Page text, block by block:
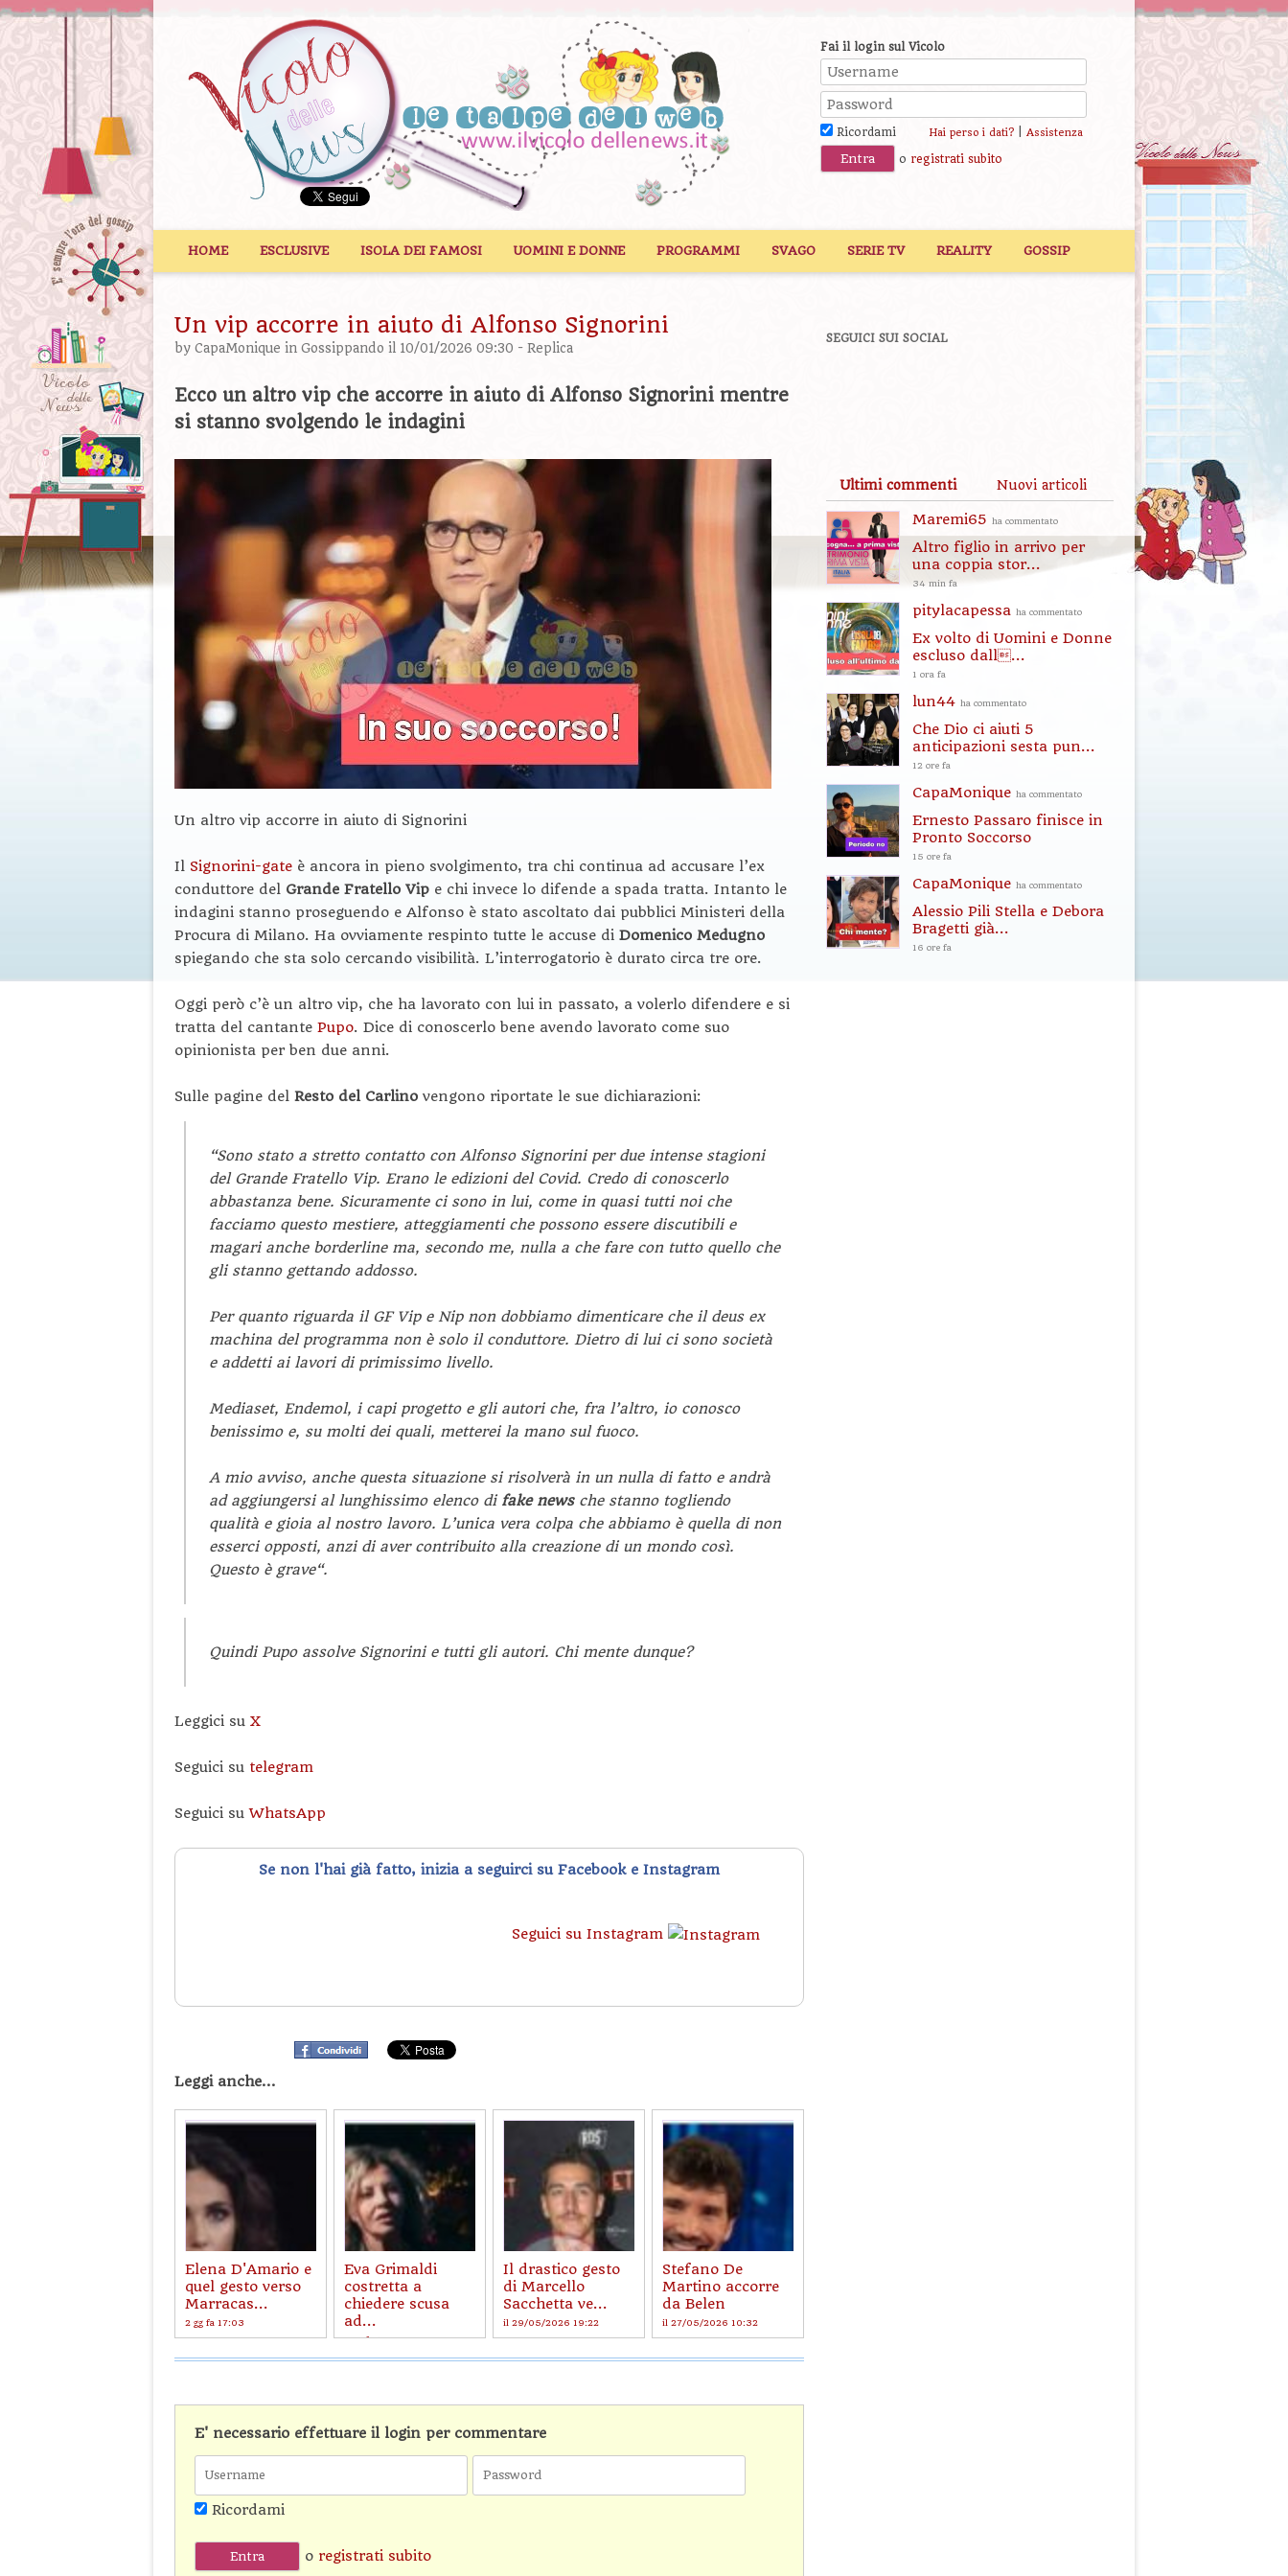
Fai il login sul Vicolo
Ricordami Hai perso i dati?| Assistenza
o registrati subito
HOME ESCLUSIVE ISOLA DEI FAMOSI UOMINI E DONNE PROGRAMMI SVAGO SERIE TV REALITY GOSSIP
Un vip accorre in aiuto di Alfonso Signorini
by CapaMonique in Gossippando il 10/01/2026 09:30 - Replica
Ecco un altro vip che accorre in aiuto di Alfonso Signorini mentre
si stanno svolgendo le indagini
Un altro vip accorre in aiuto di Signorini
Il Signorini-gate è ancora in pieno svolgimento, tra chi continua ad accusare l’ex
conduttore del Grande Fratello Vip e chi invece lo difende a spada tratta. Intanto le
indagini stanno proseguendo e Alfonso è stato ascoltato dai pubblici Ministeri della
Procura di Milano. Ha ovviamente respinto tutte le accuse di Domenico Medugno
spiegando che sta solo cercando visibilità. L’interrogatorio è durato circa tre ore.
Oggi però c’è un altro vip, che ha lavorato con lui in passato, a volerlo difendere e si
tratta del cantante Pupo. Dice di conoscerlo bene avendo lavorato come suo
opinionista per ben due anni.
Sulle pagine del Resto del Carlino vengono riportate le sue dichiarazioni:
“Sono stato a stretto contatto con Alfonso Signorini per due intense stagioni
del Grande Fratello Vip. Erano le edizioni del Covid. Credo di conoscerlo
abbastanza bene. Sicuramente ci sono in lui, come in quasi tutti noi che
facciamo questo mestiere, atteggiamenti che possono essere discutibili e
magari anche borderline ma, secondo me, nulla a che fare con tutto quello che
gli stanno gettando addosso.
Per quanto riguarda il GF Vip e Nip non dobbiamo dimenticare che il deus ex
machina del programma non è solo il conduttore. Dietro di lui ci sono società
e addetti ai lavori di primissimo livello.
Mediaset, Endemol, i capi progetto e gli autori che, fra l’altro, io conosco
benissimo e, su molti dei quali, metterei la mano sul fuoco.
A mio avviso, anche questa situazione si risolverà in un nulla di fatto e andrà
ad aggiungersi al lunghissimo elenco di fake newsche stanno togliendo
qualità e gioia al nostro lavoro. L’unica vera colpa che abbiamo è quella di non
esserci opposti, anzi di aver contribuito alla creazione di un mondo così.
Questo è grave“.
Quindi Pupo assolve Signorini e tutti gli autori. Chi mente dunque?
Leggici su X
Seguici su telegram
Seguici suWhatsApp
Se non l'hai già fatto, inizia a seguirci su Facebook e Instagram
Seguici su Instagram
Leggi anche...
Elena D'Amario e
quel gesto verso
Marracas...
2 gg fa 17:03
Eva Grimaldi
costretta a
chiedere scusa
ad...
2 gg fa 14:20
Il drastico gesto
di Marcello
Sacchetta ve...
il 29/05/2026 19:22
Stefano De
Martino accorre
da Belen
il 27/05/2026 10:32
E' necessario effettuare il login per commentare
Ricordami
o registrati subito
SEGUICI SUI SOCIAL
Ultimi commenti Nuovi articoli
Maremi65 ha commentato
Altro figlio in arrivo per
una coppia stor...
34 min fa
pitylacapessa ha commentato
Ex volto di Uomini e Donne
escluso dall...
1 ora fa
lun44 ha commentato
Che Dio ci aiuti 5
anticipazioni sesta pun...
12 ore fa
CapaMonique ha commentato
Ernesto Passaro finisce in
Pronto Soccorso
15 ore fa
CapaMonique ha commentato
Alessio Pili Stella e Debora
Bragetti già...
16 ore fa